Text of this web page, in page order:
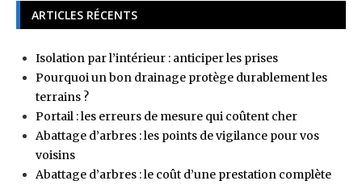
ARTICLES RÉCENTS
Isolation par l’intérieur : anticiper les prises
Pourquoi un bon drainage protège durablement les
terrains ?
Portail : les erreurs de mesure qui coûtent cher
Abattage d’arbres : les points de vigilance pour vos
voisins
Abattage d’arbres : le coût d’une prestation complète